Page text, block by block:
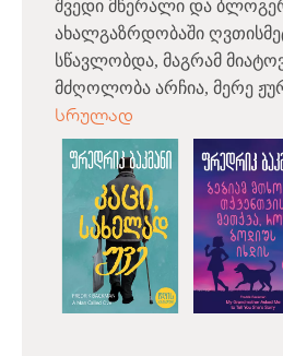
შვედი მწერალი და
ახალგაზრდობაში
სწავლობდა, მაგრამ
მძღოლობა არჩია, მერე
სრულად